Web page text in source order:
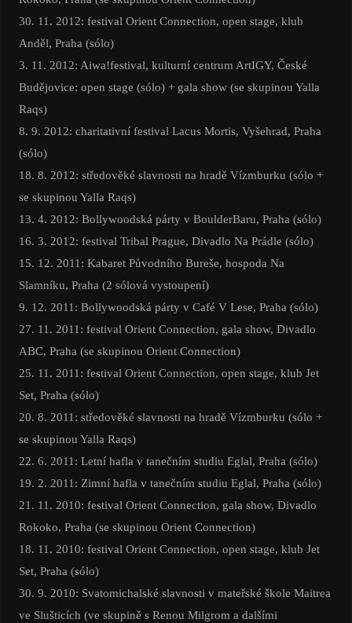
30. 11. 2012: festival Orient Connection, open stage, klub
Anděl, Praha (sólo)
3. 11. 2012: Aiwa!festival, kulturní centrum ArtIGY, České
Budějovice: open stage (sólo) + gala show (se skupinou Yalla
Raqs)
8. 9. 2012: charitativní festival Lacus Mortis, Vyšehrad, Praha
(sólo)
18. 8. 2012: středověké slavnosti na hradě Vízmburku (sólo +
se skupinou Yalla Raqs)
13. 4. 2012: Bollywoodská párty v BoulderBaru, Praha (sólo)
16. 3. 2012: festival Tribal Prague, Divadlo Na Prádle (sólo)
15. 12. 2011: Kabaret Původního Bureše, hospoda Na
Slamníku, Praha (2 sólová vystoupení)
9. 12. 2011: Bollywoodská párty v Café V Lese, Praha (sólo)
27. 11. 2011: festival Orient Connection, gala show, Divadlo
ABC, Praha (se skupinou Orient Connection)
25. 11. 2011: festival Orient Connection, open stage, klub Jet
Set, Praha (sólo)
20. 8. 2011: středověké slavnosti na hradě Vízmburku (sólo +
se skupinou Yalla Raqs)
22. 6. 2011: Letní hafla v tanečním studiu Eglal, Praha (sólo)
19. 2. 2011: Zimní hafla v tanečním studiu Eglal, Praha (sólo)
21. 11. 2010: festival Orient Connection, gala show, Divadlo
Rokoko, Praha (se skupinou Orient Connection)
18. 11. 2010: festival Orient Connection, open stage, klub Jet
Set, Praha (sólo)
30. 9. 2010: Svatomichalské slavnosti v mateřské škole Maitrea
ve Slušticích (ve skupině s Renou Milgrom a dalšími